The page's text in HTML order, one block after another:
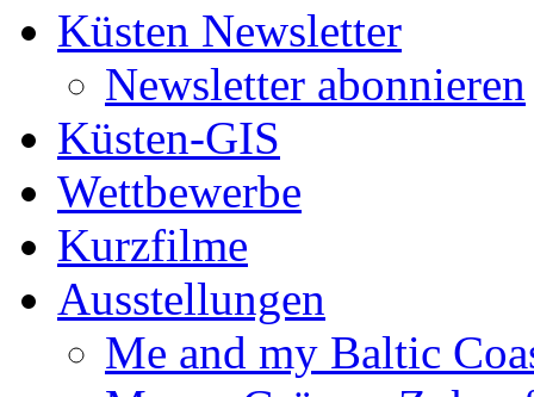
Küsten Newsletter
Newsletter abonnieren
Küsten-GIS
Wettbewerbe
Kurzfilme
Ausstellungen
Me and my Baltic